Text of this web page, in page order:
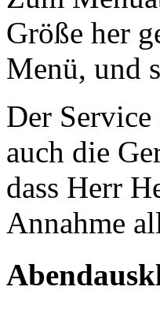
Größe her
Menü, und
Der
auch die
dass Herr
Annahme